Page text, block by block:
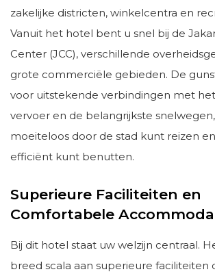
zakelijke districten, winkelcentra en
Vanuit het hotel bent u snel bij de
Center (JCC), verschillende
grote commerciële gebieden. De
voor uitstekende verbindingen met
vervoer en de belangrijkste
moeiteloos door de stad kunt reizen
efficiënt kunt benutten.
Superieure Faciliteiten en
Comfortabele
Bij dit hotel staat uw welzijn centraal.
breed scala aan superieure faciliteiten